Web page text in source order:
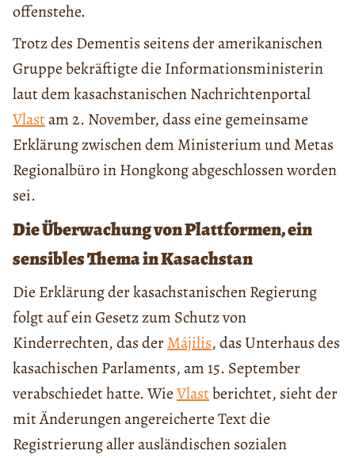
offenstehe.
Trotz des Dementis seitens der amerikanischen
Gruppe bekräftigte die Informationsministerin
laut dem kasachstanischen Nachrichtenportal
Vlastam 2. November, dass eine gemeinsame
Erklärung zwischen dem Ministerium und Metas
Regionalbüro in Hongkong abgeschlossen worden
sei.
Die Überwachung von Plattformen, ein
sensibles Thema in Kasachstan
Die Erklärung der kasachstanischen Regierung
folgt auf ein Gesetz zum Schutz von
Kinderrechten, das derMájilis, das Unterhaus des
kasachischen Parlaments, am 15. September
verabschiedet hatte. WieVlastberichtet, sieht der
mit Änderungen angereicherte Text die
Registrierung aller ausländischen sozialen